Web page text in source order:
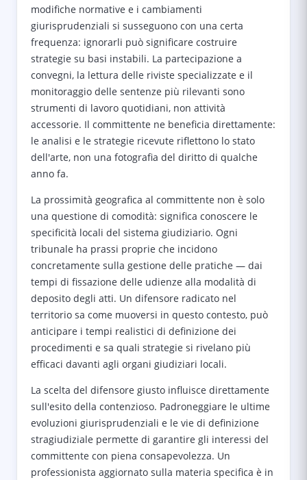
modifiche normative e i cambiamenti
giurisprudenziali si susseguono con una certa
frequenza: ignorarli può significare costruire
strategie su basi instabili. La partecipazione a
convegni, la lettura delle riviste specializzate e il
monitoraggio delle sentenze più rilevanti sono
strumenti di lavoro quotidiani, non attività
accessorie. Il committente ne beneficia direttamente:
le analisi e le strategie ricevute riflettono lo stato
dell'arte, non una fotografia del diritto di qualche
anno fa.
La prossimità geografica al committente non è solo
una questione di comodità: significa conoscere le
specificità locali del sistema giudiziario. Ogni
tribunale ha prassi proprie che incidono
concretamente sulla gestione delle pratiche — dai
tempi di fissazione delle udienze alla modalità di
deposito degli atti. Un difensore radicato nel
territorio sa come muoversi in questo contesto, può
anticipare i tempi realistici di definizione dei
procedimenti e sa quali strategie si rivelano più
efficaci davanti agli organi giudiziari locali.
La scelta del difensore giusto influisce direttamente
sull'esito della contenzioso. Padroneggiare le ultime
evoluzioni giurisprudenziali e le vie di definizione
stragiudiziale permette di garantire gli interessi del
committente con piena consapevolezza. Un
professionista aggiornato sulla materia specifica è in